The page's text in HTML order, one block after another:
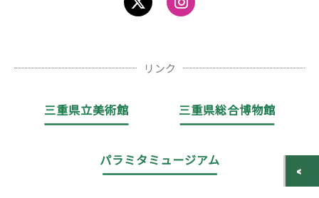
リンク
三重県立美術館 三重県総合博物館
パラミタミュージアム